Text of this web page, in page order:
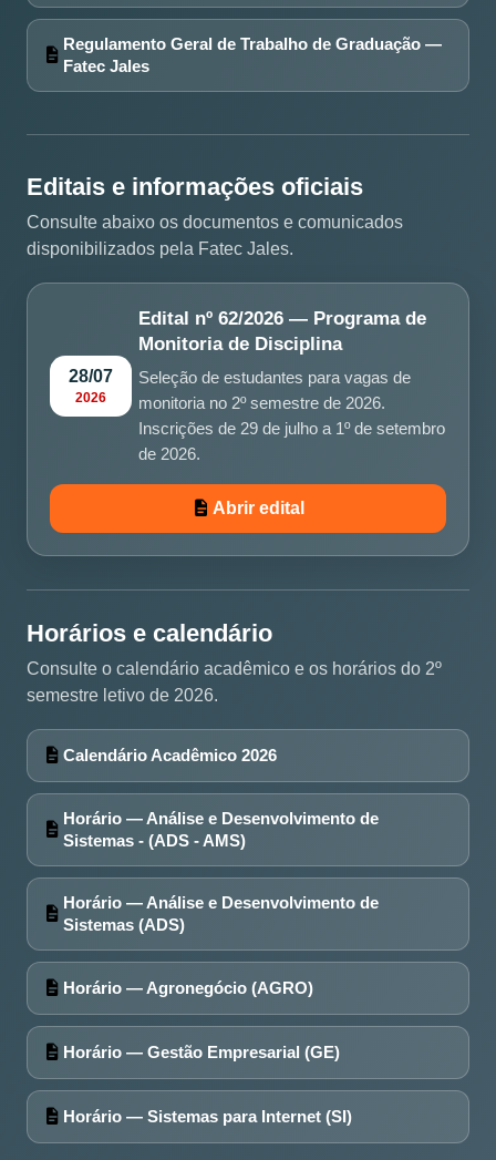
Regulamento Geral de Trabalho de Graduação —
Fatec Jales
Editais e informações oficiais
Consulte abaixo os documentos e comunicados
disponibilizados pela Fatec Jales.
28/07
2026
Edital nº 62/2026 — Programa de
Monitoria de Disciplina
Seleção de estudantes para vagas de
monitoria no 2º semestre de 2026.
Inscrições de 29 de julho a 1º de setembro
de 2026.
Abrir edital
Horários e calendário
Consulte o calendário acadêmico e os horários do 2º
semestre letivo de 2026.
Calendário Acadêmico 2026
Horário — Análise e Desenvolvimento de
Sistemas - (ADS - AMS)
Horário — Análise e Desenvolvimento de
Sistemas (ADS)
Horário — Agronegócio (AGRO)
Horário — Gestão Empresarial (GE)
Horário — Sistemas para Internet (SI)